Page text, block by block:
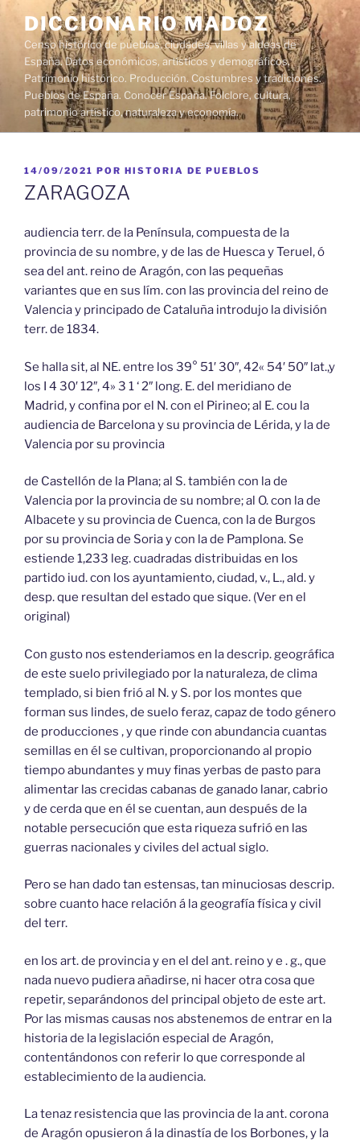
contenido
DICCIONARIO MADOZ
Censo histórico de pueblos, ciudades, villas y aldeas de
España. Datos económicos, artísticos y demográficos.
Patrimonio histórico. Producción. Costumbres y tradiciones.
Pueblos de España. Conocer España. Folclore, cultura,
patrimonio artístico, naturaleza y economía.
PUBLICADO
EL
14/09/2021 POR HISTORIA DE PUEBLOS
ZARAGOZA
audiencia terr. de la Península, compuesta de la
provincia de su nombre, y de las de Huesca y Teruel, ó
sea del ant. reino de Aragón, con las pequeñas
variantes que en sus lím. con las provincia del reino de
Valencia y principado de Cataluña introdujo la división
terr. de 1834.
Se halla sit, al NE. entre los 39° 51′ 30″, 42« 54′ 50″ lat.,y
los I 4 30′ 12″, 4» 3 1 ‘ 2″ long. E. del meridiano de
Madrid, y confina por el N. con el Pirineo; al E. cou la
audiencia de Barcelona y su provincia de Lérida, y la de
Valencia por su provincia
de Castellón de la Plana; al S. también con la de
Valencia por la provincia de su nombre; al O. con la de
Albacete y su provincia de Cuenca, con la de Burgos
por su provincia de Soria y con la de Pamplona. Se
estiende 1,233 leg. cuadradas distribuidas en los
partido iud. con los ayuntamiento, ciudad, v., L., ald. y
desp. que resultan del estado que sique. (Ver en el
original)
Con gusto nos estenderiamos en la descrip. geográfica
de este suelo privilegiado por la naturaleza, de clima
templado, si bien frió al N. y S. por los montes que
forman sus lindes, de suelo feraz, capaz de todo género
de producciones , y que rinde con abundancia cuantas
semillas en él se cultivan, proporcionando al propio
tiempo abundantes y muy finas yerbas de pasto para
alimentar las crecidas cabanas de ganado lanar, cabrio
y de cerda que en él se cuentan, aun después de la
notable persecución que esta riqueza sufrió en las
guerras nacionales y civiles del actual siglo.
Pero se han dado tan estensas, tan minuciosas descrip.
sobre cuanto hace relación á la geografía física y civil
del terr.
en los art. de provincia y en el del ant. reino y e . g., que
nada nuevo pudiera añadirse, ni hacer otra cosa que
repetir, separándonos del principal objeto de este art.
Por las mismas causas nos abstenemos de entrar en la
historia de la legislación especial de Aragón,
contentándonos con referir lo que corresponde al
establecimiento de la audiencia.
La tenaz resistencia que las provincia de la ant. corona
de Aragón opusieron á la dinastía de los Borbones, y la